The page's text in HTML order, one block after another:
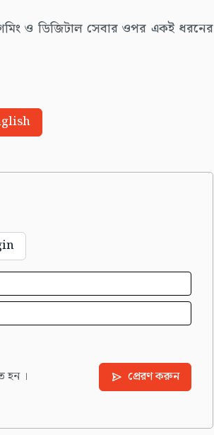
ও ডিজিটাল সেবার ওপর একই ধরনের
হন । প্রেরণ করুন